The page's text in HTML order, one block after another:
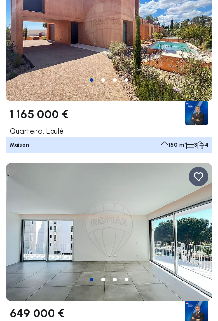
1 165 000 €
Quarteira, Loulé
Maison 150 m² 3 4
649 000 €